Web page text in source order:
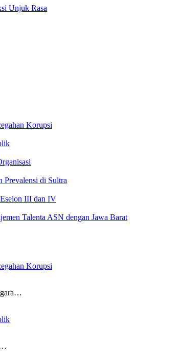
Unjuk Rasa
Korupsi
Prevalensi di Sultra
III dan IV
Talenta ASN dengan Jawa Barat
Korupsi